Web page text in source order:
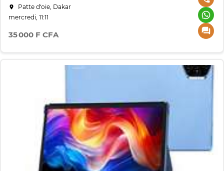
Patte d‘oie, Dakar
mercredi, 11:11
35 000 F CFA